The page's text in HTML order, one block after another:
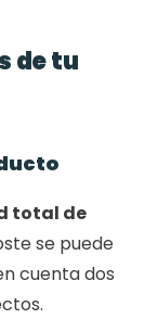
de tu
total de
se puede
cuenta dos